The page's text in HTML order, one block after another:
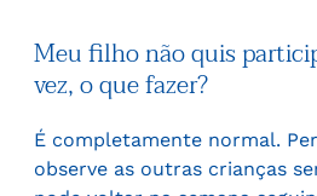
Meu filho não quis
vez, o que fazer?
É completamente normal.
observe as outras crianças